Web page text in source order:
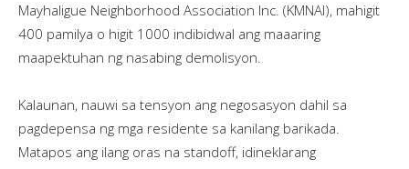
Mayhaligue Neighborhood Association Inc. (KMNAI), mahigit
400 pamilya o higit 1000 indibidwal ang maaaring
maapektuhan ng nasabing demolisyon.
Kalaunan, nauwi sa tensyon ang negosasyon dahil sa
pagdepensa ng mga residente sa kanilang barikada.
Matapos ang ilang oras na standoff, idineklarang